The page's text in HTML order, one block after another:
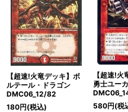
絞
【超速!火竜デッキ】ボ
ルテール・ドラゴン
DMC06_12/82
180円(税込)
【超速!
勇士ユー
580円(税